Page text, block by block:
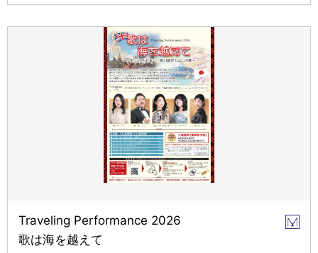
Traveling Performance 2026
歌は海を越えて